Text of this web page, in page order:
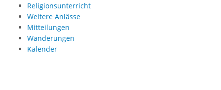
Religionsunterricht
Weitere Anlässe
Mitteilungen
Wanderungen
Kalender